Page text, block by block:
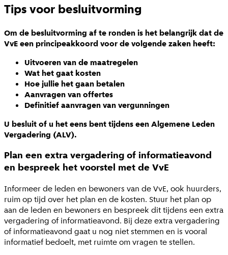
Tips voor besluitvorming
Om de besluitvorming af te ronden is het belangrijk dat de
VvE een principeakkoord voor de volgende zaken heeft:
Uitvoeren van de maatregelen
Wat het gaat kosten
Hoe jullie het gaan betalen
Aanvragen van offertes
Definitief aanvragen van vergunningen
U besluit of u het eens bent tijdens een Algemene Leden
Vergadering (ALV).
Plan een extra vergadering of informatieavond
en bespreek het voorstel met de VvE
Informeer de leden en bewoners van de VvE, ook huurders,
ruim op tijd over het plan en de kosten. Stuur het plan op
aan de leden en bewoners en bespreek dit tijdens een extra
vergadering of informatieavond. Bij deze extra vergadering
of informatieavond gaat u nog niet stemmen en is vooral
informatief bedoelt, met ruimte om vragen te stellen.